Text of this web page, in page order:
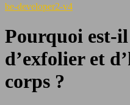
be-developer2-v4
Pourquoi est-
d’exfolier et
corps ?